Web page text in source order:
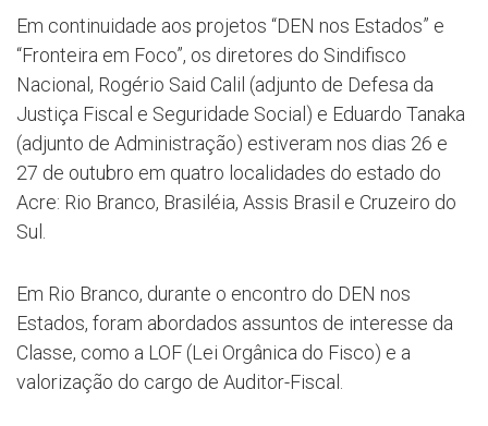
Em continuidade aos projetos “DEN nos Estados” e
“Fronteira em Foco”, os diretores do Sindifisco
Nacional, Rogério Said Calil (adjunto de Defesa da
Justiça Fiscal e Seguridade Social) e Eduardo Tanaka
(adjunto de Administração) estiveram nos dias 26 e
27 de outubro em quatro localidades do estado do
Acre: Rio Branco, Brasiléia, Assis Brasil e Cruzeiro do
Sul.
Em Rio Branco, durante o encontro do DEN nos
Estados, foram abordados assuntos de interesse da
Classe, como a LOF (Lei Orgânica do Fisco) e a
valorização do cargo de Auditor-Fiscal.